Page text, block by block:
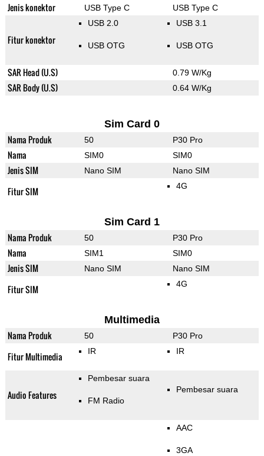
Jenis konektor USB Type C USB Type C
Fitur konektor
USB 2.0
USB OTG
USB 3.1
USB OTG
SAR Head (U.S) 0.79 W/Kg
SAR Body (U.S) 0.64 W/Kg
Sim Card 0
Nama Produk 50 P30 Pro
Nama SIM0 SIM0
Jenis SIM Nano SIM Nano SIM
Fitur SIM 4G
Sim Card 1
Nama Produk 50 P30 Pro
Nama SIM1 SIM0
Jenis SIM Nano SIM Nano SIM
Fitur SIM 4G
Multimedia
Nama Produk 50 P30 Pro
Fitur Multimedia IR IR
Audio Features
Pembesar suara
FM Radio
Pembesar suara
AAC
3GA